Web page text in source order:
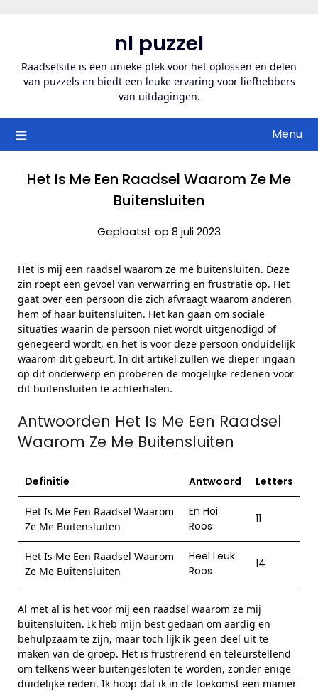
inhoud
nl puzzel
Raadselsite is een unieke plek voor het oplossen en delen
van puzzels en biedt een leuke ervaring voor liefhebbers
van uitdagingen.
Menu
Het Is Me Een Raadsel Waarom Ze Me
Buitensluiten
Geplaatst op 8 juli 2023
Het is mij een raadsel waarom ze me buitensluiten. Deze
zin roept een gevoel van verwarring en frustratie op. Het
gaat over een persoon die zich afvraagt waarom anderen
hem of haar buitensluiten. Het kan gaan om sociale
situaties waarin de persoon niet wordt uitgenodigd of
genegeerd wordt, en het is voor deze persoon onduidelijk
waarom dit gebeurt. In dit artikel zullen we dieper ingaan
op dit onderwerp en proberen de mogelijke redenen voor
dit buitensluiten te achterhalen.
Antwoorden Het Is Me Een Raadsel
Waarom Ze Me Buitensluiten
Definitie Antwoord Letters
Het Is Me Een Raadsel Waarom
Ze Me Buitensluiten
En Hoi
Roos
11
Het Is Me Een Raadsel Waarom
Ze Me Buitensluiten
Heel Leuk
Roos
14
Al met al is het voor mij een raadsel waarom ze mij
buitensluiten. Ik heb mijn best gedaan om aardig en
behulpzaam te zijn, maar toch lijk ik geen deel uit te
maken van de groep. Het is frustrerend en teleurstellend
om telkens weer buitengesloten te worden, zonder enige
duidelijke reden. Ik hoop dat ik in de toekomst een manier